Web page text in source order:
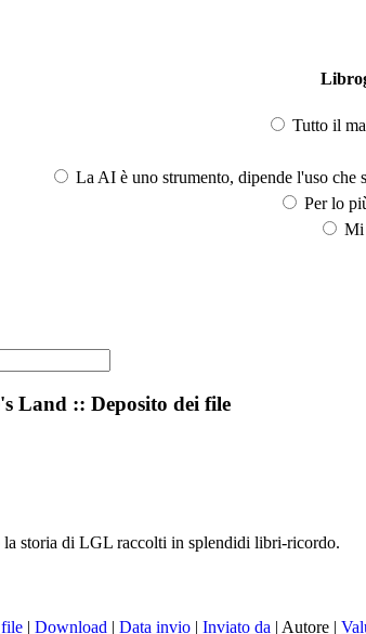
Tutto il
La AI è uno strumento, dipende l'uso che
Per lo
Mi
Land :: Deposito dei file
la storia di LGL raccolti in splendidi libri-ricordo.
| Download | Data invio | Inviato da | Autore |